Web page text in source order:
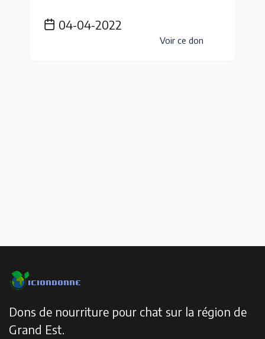
04-04-2022
Voir ce don
Dons de nourriture pour chat sur la région de
Grand Est.